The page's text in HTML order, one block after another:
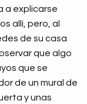
a explicarse
allí, pero, al
de su casa
que algo
que se
de un mural de
y unas